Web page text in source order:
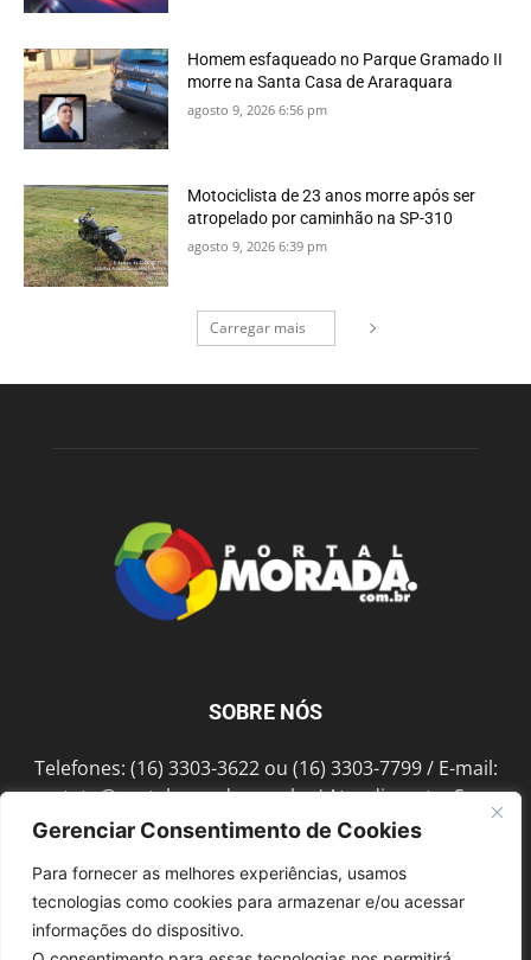
Gerenciar Consentimento de Cookies
Para fornecer as melhores experiências, usamos
tecnologias como cookies para armazenar e/ou acessar
informações do dispositivo.
Homem esfaqueado no Parque Gramado II
morre na Santa Casa de Araraquara
agosto 9, 2026 6:56 pm
Motociclista de 23 anos morre após ser
atropelado por caminhão na SP-310
agosto 9, 2026 6:39 pm
Carregar mais
SOBRE NÓS
Telefones: (16) 3303-3622 ou (16) 3303-7799 / E-mail:
contato@portalmorada.com.br/ Atendimento: Seg a
Sex das 8h às 18h / Endereço: Av. Bento de Abreu, 889
SIGA-NOS